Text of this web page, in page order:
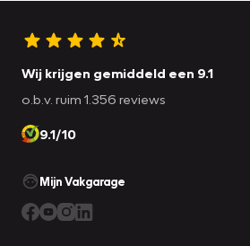
Wij krijgen gemiddeld een 9.1
o.b.v. ruim 1.356 reviews
9.1/10
Mijn Vakgarage